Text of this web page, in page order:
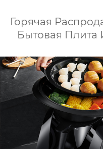
Горячая
Бытовая Плита
Кухонный
Кухонный Комбайн
De Cocina